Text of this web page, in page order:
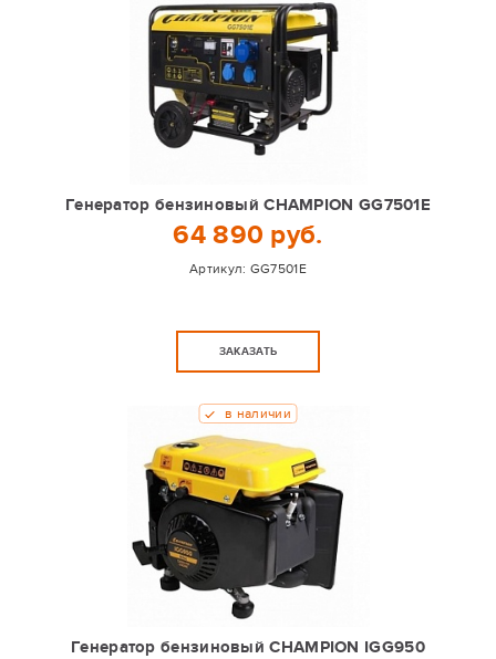
Генератор бензиновый CHAMPION GG7501E
64 890 руб.
Артикул: GG7501E
ЗАКАЗАТЬ
Генератор бензиновый CHAMPION IGG950
в наличии